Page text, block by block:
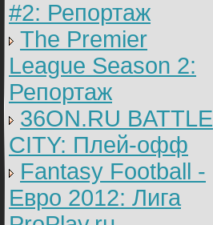
#2: Репортаж
The Premier
League Season 2:
Репортаж
36ON.RU BATTLE
CITY: Плей-офф
Fantasy Football -
Евро 2012: Лига